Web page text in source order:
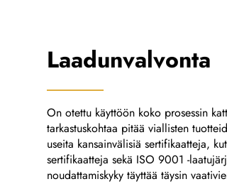
Laadunvalvonta
On otettu käyttöön koko prosessin
tarkastuskohtaa pitää viallisten
useita kansainvälisiä sertifikaatteja,
sertifikaatteja sekä ISO 9001 -
noudattamiskyky täyttää täysin